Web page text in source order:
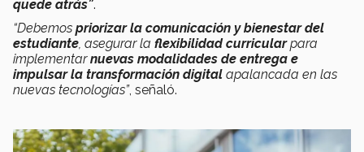
quede atrás”.
“Debemos priorizar la comunicación y bienestar del
estudiante, asegurar la flexibilidad curricularpara
implementarnuevas modalidades de entrega e
impulsar la transformación digital apalancada en las
nuevas tecnologías”, señaló.